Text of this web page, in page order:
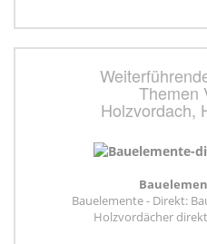
Themen
Holzvordach,
Bauelemente - Direkt:
Holzvordächer